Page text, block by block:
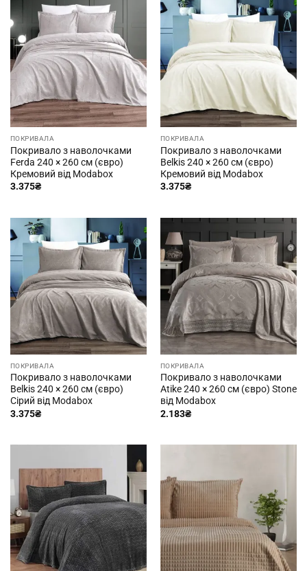
ПОКРИВАЛА
Покривало з наволочками
Ferda 240 × 260 см (євро)
Кремовий від Modabox
3.375₴
ПОКРИВАЛА
Покривало з наволочками
Belkis 240 × 260 см (євро)
Кремовий від Modabox
3.375₴
ПОКРИВАЛА
Покривало з наволочками
Belkis 240 × 260 см (євро)
Сірий від Modabox
3.375₴
ПОКРИВАЛА
Покривало з наволочками
Atike 240 × 260 см (євро) Stone
від Modabox
2.183₴